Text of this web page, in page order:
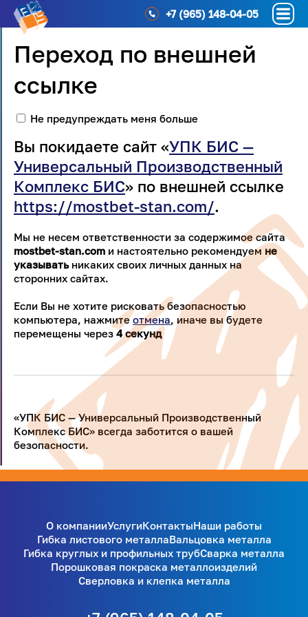
+7 (965) 148-04-05
Переход по внешней
ссылке
Не предупреждать меня больше
Вы покидаете сайт «УПК БИС —
Универсальный Производственный
Комплекс БИС» по внешней ссылке
https://mostbet-stan.com/.
Мы не несем ответственности за содержимое сайта
mostbet-stan.com и настоятельно рекомендуем не
указыватьникаких своих личных данных на
сторонних сайтах.
Если Вы не хотите рисковать безопасностью
компьютера, нажмитеотмена, иначе вы будете
перемещены через 4секунд
«УПК БИС — Универсальный Производственный
Комплекс БИС» всегда заботится о вашей
безопасности.
О компанииУслугиКонтактыНаши работы
Гибка листового металлаВальцовка металла
Гибка круглых и профильных трубСварка металла
Порошковая покраска металлоизделий
Сверловка и клепка металла